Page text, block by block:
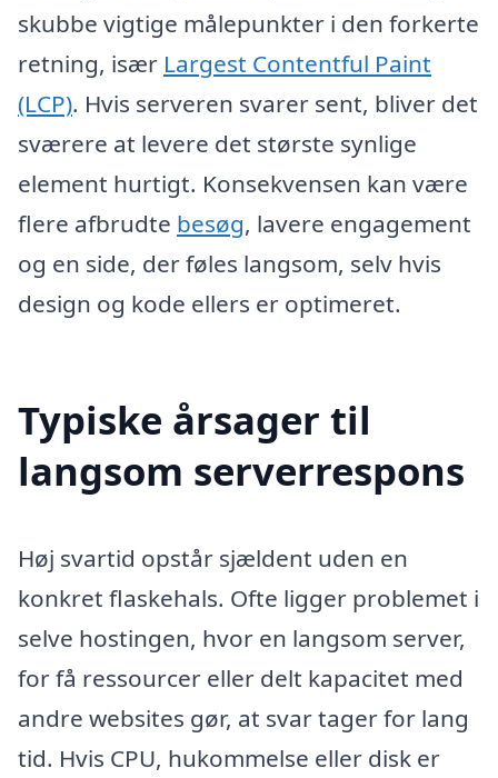
skubbe vigtige målepunkter i den forkerte
retning, især Largest Contentful Paint
(LCP). Hvis serveren svarer sent, bliver det
sværere at levere det største synlige
element hurtigt. Konsekvensen kan være
flere afbrudte besøg, lavere engagement
og en side, der føles langsom, selv hvis
design og kode ellers er optimeret.
Typiske årsager til
langsom serverrespons
Høj svartid opstår sjældent uden en
konkret flaskehals. Ofte ligger problemet i
selve hostingen, hvor en langsom server,
for få ressourcer eller delt kapacitet med
andre websites gør, at svar tager for lang
tid. Hvis CPU, hukommelse eller disk er